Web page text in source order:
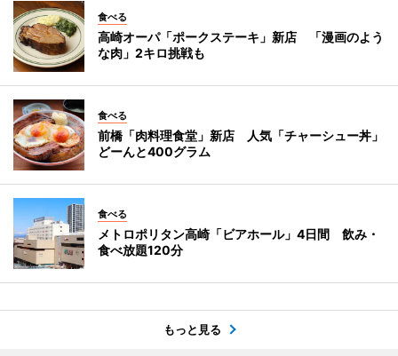
食べる
高崎オーパ「ポークステーキ」新店 「漫画のよう
な肉」2キロ挑戦も
食べる
前橋「肉料理食堂」新店 人気「チャーシュー丼」
どーんと400グラム
食べる
メトロポリタン高崎「ビアホール」4日間 飲み・
食べ放題120分
もっと見る